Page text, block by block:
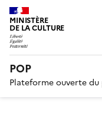
MINISTÈRE
DE LA CULTURE
POP
Plateforme ouverte